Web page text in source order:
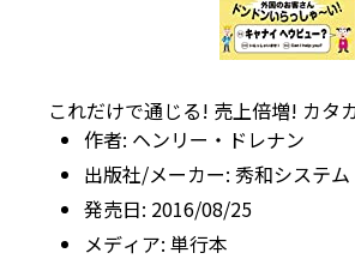
これだけで通じる! 売上倍増! カタ
作者: ヘンリー・ドレナン
出版社/メーカー: 秀和システム
発売日: 2016/08/25
メディア: 単行本